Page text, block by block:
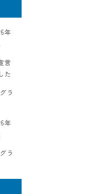
年
言
た
ラ
年
ラ